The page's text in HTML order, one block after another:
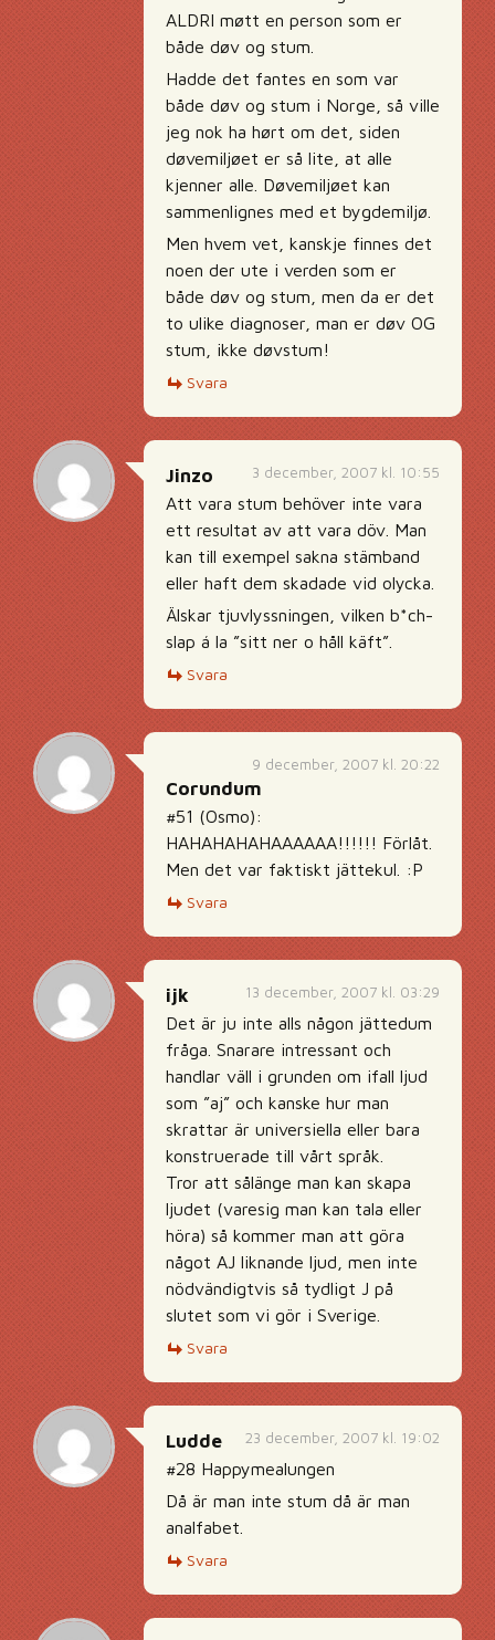
ALDRI møtt en person som er
både døv og stum.
Hadde det fantes en som var
både døv og stum i Norge, så ville
jeg nok ha hørt om det, siden
døvemiljøet er så lite, at alle
kjenner alle. Døvemiljøet kan
sammenlignes med et bygdemiljø.
Men hvem vet, kanskje finnes det
noen der ute i verden som er
både døv og stum, men da er det
to ulike diagnoser, man er døv OG
stum, ikke døvstum!
Svara
3 december, 2007 kl. 10:55
Jinzo
Att vara stum behöver inte vara
ett resultat av att vara döv. Man
kan till exempel sakna stämband
eller haft dem skadade vid olycka.
Älskar tjuvlyssningen, vilken b*ch-
slap á la ”sitt ner o håll käft”.
Svara
9 december, 2007 kl. 20:22
Corundum
#51 (Osmo):
HAHAHAHAHAAAAAA!!!!!! Förlåt.
Men det var faktiskt jättekul. :P
Svara
13 december, 2007 kl. 03:29
ijk
Det är ju inte alls någon jättedum
fråga. Snarare intressant och
handlar väll i grunden om ifall ljud
som ”aj” och kanske hur man
skrattar är universiella eller bara
konstruerade till vårt språk.
Tror att sålänge man kan skapa
ljudet (varesig man kan tala eller
höra) så kommer man att göra
något AJ liknande ljud, men inte
nödvändigtvis så tydligt J på
slutet som vi gör i Sverige.
Svara
23 december, 2007 kl. 19:02
Ludde
#28 Happymealungen
Då är man inte stum då är man
analfabet.
Svara